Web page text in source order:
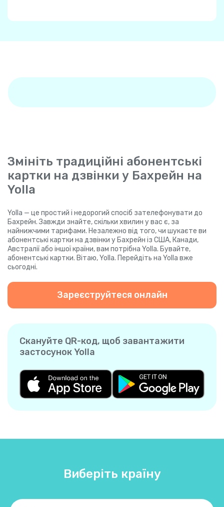
Змініть традиційні абонентські
картки на дзвінки у Бахрейн на
Yolla
Yolla — це простий і недорогий спосіб зателефонувати до
Бахрейн. Завжди знайте, скільки хвилин у вас є, за
найнижчими тарифами. Незалежно від того, чи шукаєте ви
абонентські картки на дзвінки у Бахрейн із США, Канади,
Австралії або іншої країни, вам потрібна Yolla. Бувайте,
абонентські картки. Вітаю, Yolla. Перейдіть на Yolla вже
сьогодні.
Зареєструйтеся онлайн
Скануйте QR-код, щоб завантажити
застосунок Yolla
Виберіть країну